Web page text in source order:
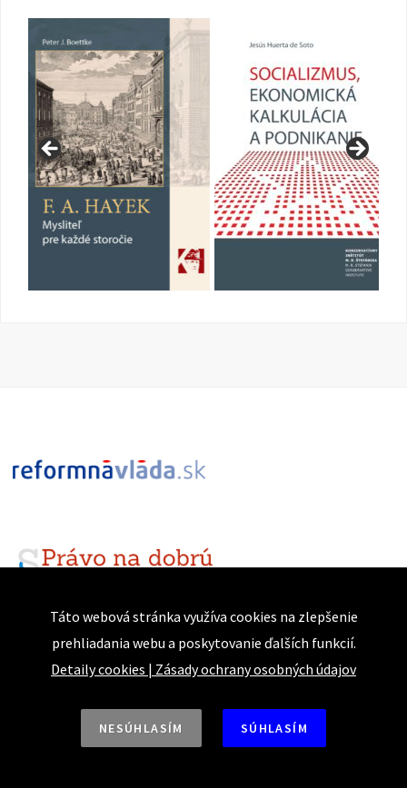
Táto webová stránka využíva cookies na zlepšenie
prehliadania webu a poskytovanie ďalších funkcií.
Detaily cookies | Zásady ochrany osobných údajov
NESÚHLASÍM SÚHLASÍM